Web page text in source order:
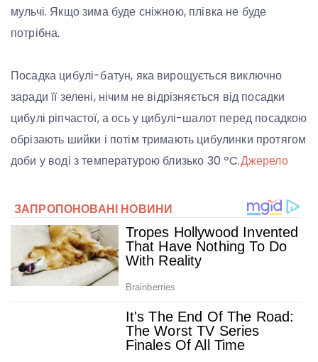
мульчі. Якщо зима буде сніжною, плівка не буде
потрібна.
Посадка цибулі-батун, яка вирощується виключно
заради її зелені, нічим не відрізняється від посадки
цибулі ріпчастої, а ось у цибулі-шалот перед посадкою
обрізають шийки і потім тримають цибулинки протягом
доби у воді з температурою близько 30 ºC.Джерело